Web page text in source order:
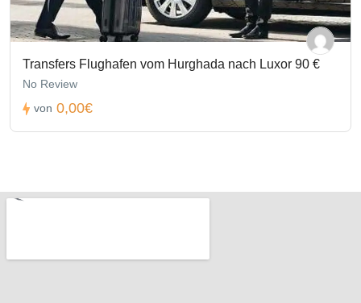
Transfers Flughafen vom Hurghada nach Luxor 90 €
No Review
von 0,00€